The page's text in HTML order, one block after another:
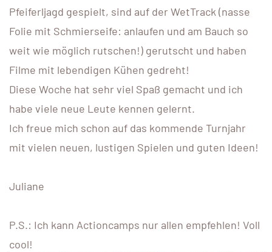
Pfeiferljagd gespielt, sind auf der WetTrack (nasse
Folie mit Schmierseife: anlaufen und am Bauch so
weit wie möglich rutschen!) gerutscht und haben
Filme mit lebendigen Kühen gedreht!
Diese Woche hat sehr viel Spaß gemacht und ich
habe viele neue Leute kennen gelernt.
Ich freue mich schon auf das kommende Turnjahr
mit vielen neuen, lustigen Spielen und guten Ideen!
Juliane
P.S.: Ich kann Actioncamps nur allen empfehlen! Voll
cool!